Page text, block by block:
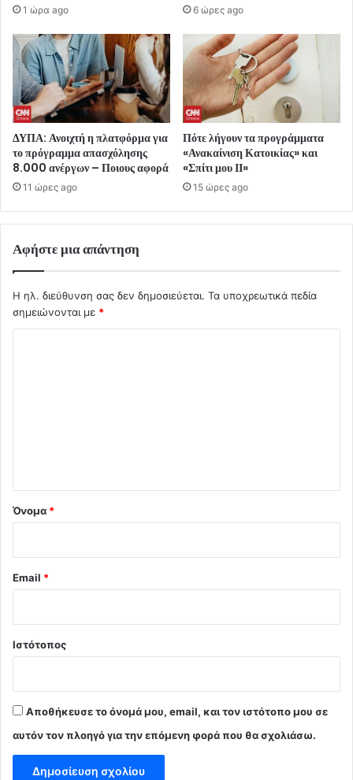
1 ώρα ago 6 ώρες ago
ΔΥΠΑ: Ανοιχτή η πλατφόρμα για
το πρόγραμμα απασχόλησης
8.000 ανέργων – Ποιους αφορά
11 ώρες ago
Πότε λήγουν τα προγράμματα
«Ανακαίνιση Κατοικίας» και
«Σπίτι μου ΙΙ»
15 ώρες ago
Αφήστε μια απάντηση
Η ηλ. διεύθυνση σας δεν δημοσιεύεται. Τα υποχρεωτικά πεδία
σημειώνονται με *
Όνομα *
Email *
Ιστότοπος
Αποθήκευσε το όνομά μου, email, και τον ιστότοπο μου σε
αυτόν τον πλοηγό για την επόμενη φορά που θα σχολιάσω.